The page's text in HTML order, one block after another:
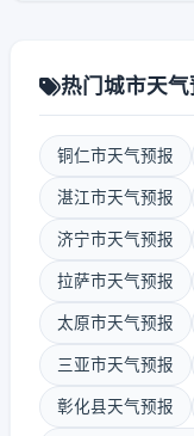
热门城市天气
铜仁市天气预报
湛江市天气预报
济宁市天气预报
拉萨市天气预报
太原市天气预报
三亚市天气预报
彰化县天气预报